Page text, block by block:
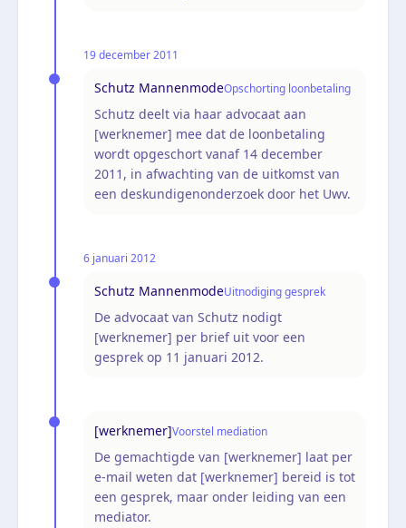
19 december 2011
Schutz MannenmodeOpschorting loonbetaling
Schutz deelt via haar advocaat aan
[werknemer] mee dat de loonbetaling
wordt opgeschort vanaf 14 december
2011, in afwachting van de uitkomst van
een deskundigenonderzoek door het Uwv.
6 januari 2012
Schutz MannenmodeUitnodiging gesprek
De advocaat van Schutz nodigt
[werknemer] per brief uit voor een
gesprek op 11 januari 2012.
[werknemer]Voorstel mediation
De gemachtigde van [werknemer] laat per
e-mail weten dat [werknemer] bereid is tot
een gesprek, maar onder leiding van een
mediator.